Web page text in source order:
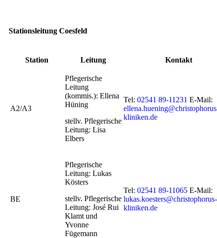
Stationsleitung Coesfeld
Station Leitung Kontakt
A2/A3
Pflegerische
Leitung
(kommis.): Ellena
Hüning
stellv. Pflegerische
Leitung: Lisa
Elbers
Tel: 02541 89-11231 E-Mail:
kliniken.de
BE
Pflegerische
Leitung: Lukas
Kösters
stellv. Pflegerische
Leitung: José Rui
Klamt und
Yvonne
Fügemann
Tel: 02541 89-11065 E-Mail:
lukas.koesters@christophorus-
kliniken.de